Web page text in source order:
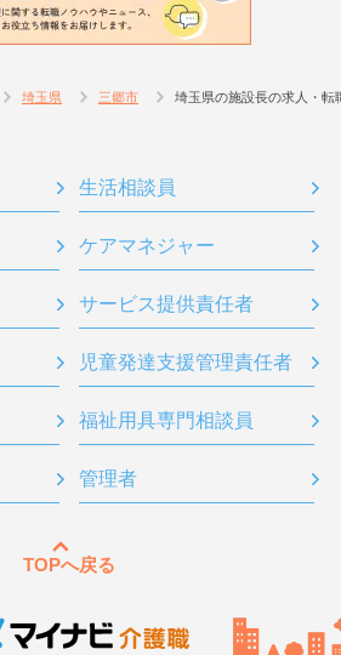
埼玉県 三郷市 埼玉県の施設長の求人・転
生活相談員
ケアマネジャー
サービス提供責任者
児童発達支援管理責任者
福祉用具専門相談員
管理者
TOPへ戻る